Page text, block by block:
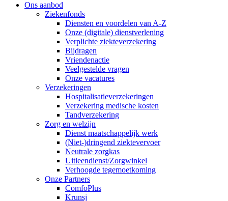
Ons aanbod
Ziekenfonds
Diensten en voordelen van A-Z
Onze (digitale) dienstverlening
Verplichte ziekteverzekering
Bijdragen
Vriendenactie
Veelgestelde vragen
Onze vacatures
Verzekeringen
Hospitalisatieverzekeringen
Verzekering medische kosten
Tandverzekering
Zorg en welzijn
Dienst maatschappelijk werk
(Niet-)dringend ziektevervoer
Neutrale zorgkas
Uitleendienst/Zorgwinkel
Verhoogde tegemoetkoming
Onze Partners
ComfoPlus
Krunsj